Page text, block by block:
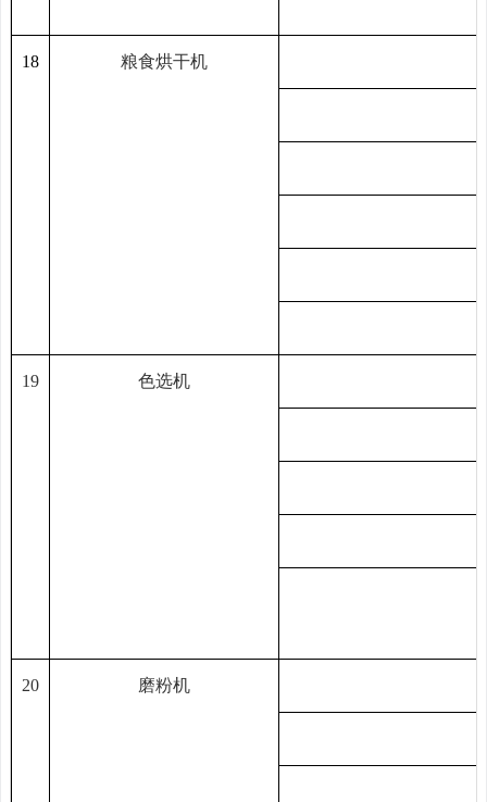
18 粮食烘干机
19 色选机
20 磨粉机